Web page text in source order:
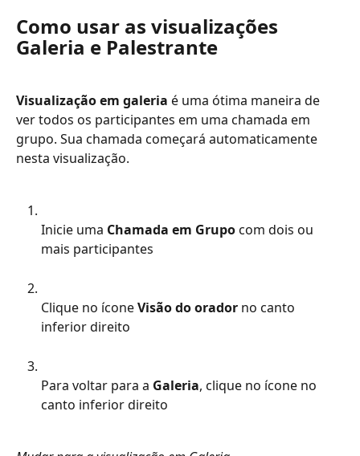
Como usar as visualizações
Galeria e Palestrante
Visualização em galeria é uma ótima maneira de
ver todos os participantes em uma chamada em
grupo. Sua chamada começará automaticamente
nesta visualização.
Inicie uma Chamada em Grupo com dois ou
mais participantes
Clique no ícone Visão do orador no canto
inferior direito
Para voltar para a Galeria, clique no ícone no
canto inferior direito